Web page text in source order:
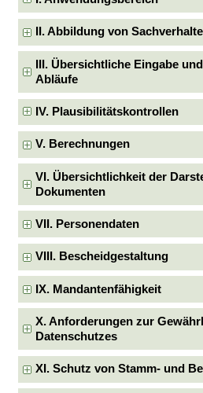
II. Abbildung von
III. Übersichtliche Eingabe
Abläufe
IV. Plausibilitätskontrollen
V. Berechnungen
VI. Übersichtlichkeit der
Dokumenten
VII. Personendaten
VIII. Bescheidgestaltung
IX. Mandantenfähigkeit
X. Anforderungen zur
Datenschutzes
XI. Schutz von Stamm- und